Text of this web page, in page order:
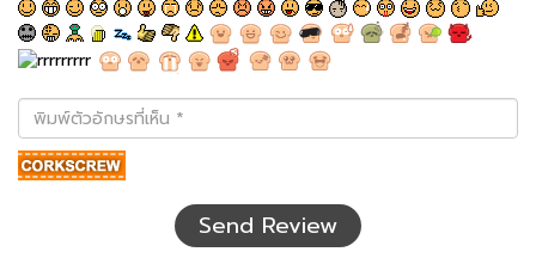
พิมพ์
ตัว
อักษร
ที่
Send Review